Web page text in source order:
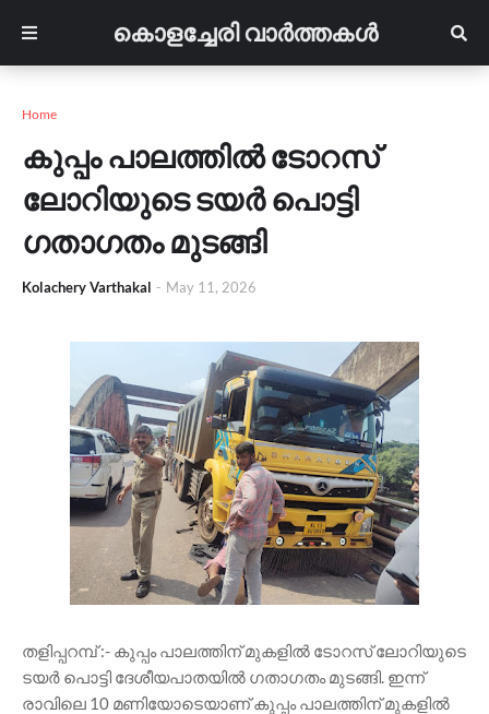
കൊളച്ചേരി വാർത്തകൾ
Home
കുപ്പം പാലത്തിൽ ടോറസ്
ലോറിയുടെ ടയർ പൊട്ടി
ഗതാഗതം മുടങ്ങി
Kolachery Varthakal - May 11, 2026
തളിപ്പറമ്പ് :- കുപ്പം പാലത്തിന് മുകളില്‍ ടോറസ് ലോറിയുടെ
ടയര്‍ പൊട്ടി ദേശീയപാതയില്‍ ഗതാഗതം മുടങ്ങി. ഇന്ന്
രാവിലെ 10 മണിയോടെയാണ് കുപ്പം പാലത്തിന് മുകളില്‍